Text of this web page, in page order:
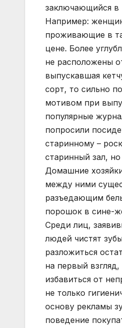
заключающийся в
Например:
проживающие в
цене. Более
не расположены
выпускавшая
сорт, то сильно
мотивом при
популярные
попросили
старинному –
старинный зал,
Домашние
между ними
разъедающим
порошок в сине-
Среди лиц,
людей чистят
разложиться
на первый
избавиться от
не только
основу рекламы
поведение